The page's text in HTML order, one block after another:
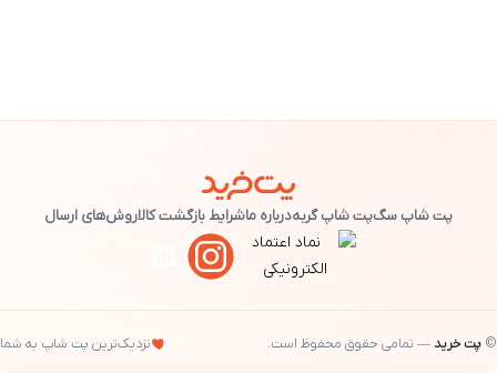
پت شاپ سگپت شاپ گربهدرباره ماشرایط بازگشت کالاروش‌های ارسال
© پت خرید— تمامی حقوق محفوظ است. نزدیک‌ترین پت شاپ به شما